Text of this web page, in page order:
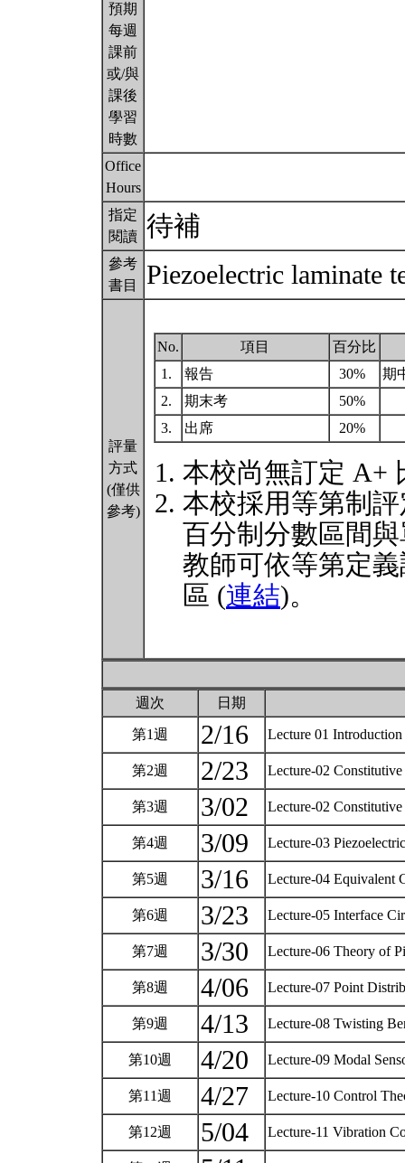
預期
每週
課前
或/與
課後
學習
時數
Office
Hours
指定
閱讀 待補
參考
書目
Piezoelectric laminate
評量
方式
(僅供
參考)
No. 項目
百分比
1.
報告 30%
期
2.
期末考
50%
3.
出席 20%
本校尚無訂定 A+
本校採用等第制
百分制分數區間
教師可依等第定
區 (連結)。
週次 日期
第1週 2/16 Lecture 01
第2週 2/23 Lecture-02
第3週 3/02 Lecture-02
第4週 3/09 Lecture-03
第5週 3/16 Lecture-04 Equivalent
第6週 3/23 Lecture-05 Interface
第7週 3/30 Lecture-06 Theory of
第8週 4/06 Lecture-07 Point
第9週 4/13 Lecture-08 Twisting
第10週 4/20 Lecture-09 Modal
第11週 4/27 Lecture-10 Control
第12週 5/04 Lecture-11 Vibration